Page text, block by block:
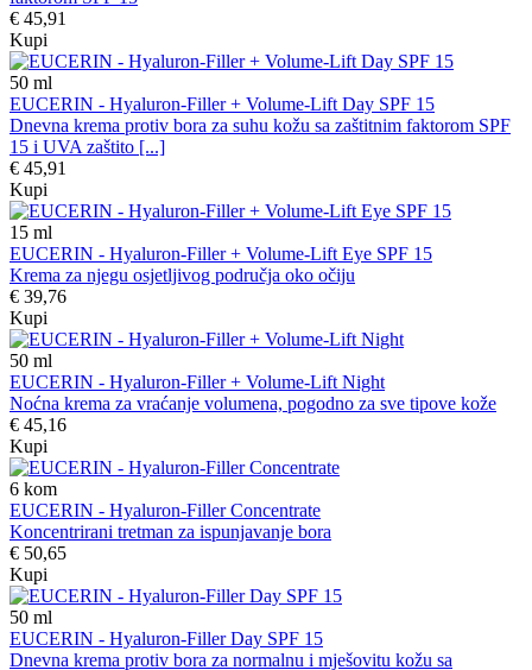
€ 45,91
Kupi
50 ml
EUCERIN - Hyaluron-Filler + Volume-Lift Day SPF 15
Dnevna krema protiv bora za suhu kožu sa zaštitnim faktorom SPF
15 i UVA zaštito [...]
€ 45,91
Kupi
15 ml
EUCERIN - Hyaluron-Filler + Volume-Lift Eye SPF 15
Krema za njegu osjetljivog područja oko očiju
€ 39,76
Kupi
50 ml
EUCERIN - Hyaluron-Filler + Volume-Lift Night
Noćna krema za vraćanje volumena, pogodno za sve tipove kože
€ 45,16
Kupi
6 kom
EUCERIN - Hyaluron-Filler Concentrate
Koncentrirani tretman za ispunjavanje bora
€ 50,65
Kupi
50 ml
EUCERIN - Hyaluron-Filler Day SPF 15
Dnevna krema protiv bora za normalnu i mješovitu kožu sa